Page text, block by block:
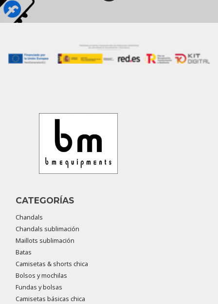
CATEGORÍAS
Chandals
Chandals sublimación
Maillots sublimación
Batas
Camisetas & shorts chica
Bolsos y mochilas
Fundas y bolsas
Camisetas básicas chica